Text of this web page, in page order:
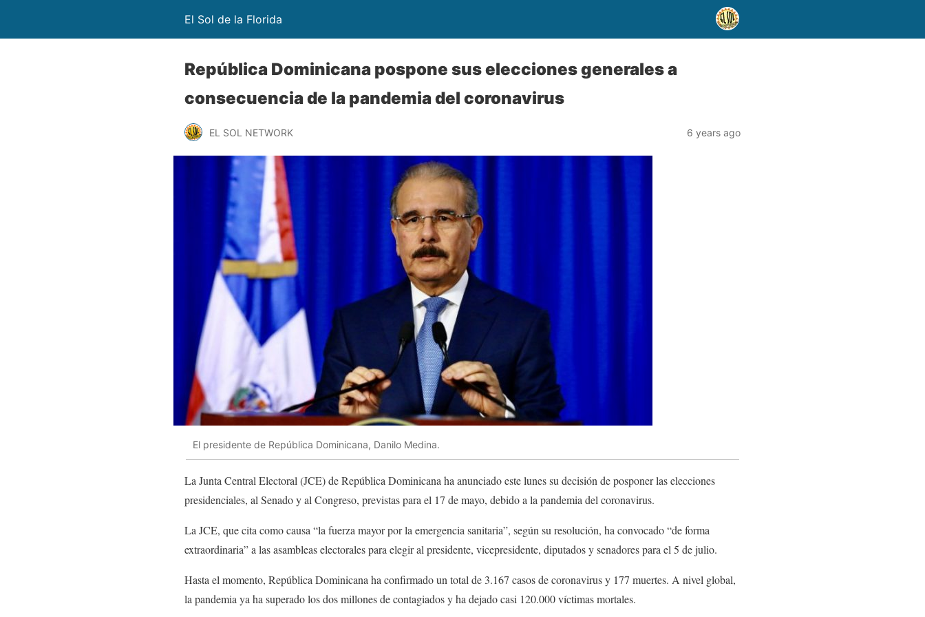
El Sol de la Florida
República Dominicana pospone sus elecciones generales a
consecuencia de la pandemia del coronavirus
EL SOL NETWORK 6 years ago
El presidente de República Dominicana, Danilo Medina.
La Junta Central Electoral (JCE) de República Dominicana ha anunciado este lunes su decisión de posponer las elecciones
presidenciales, al Senado y al Congreso, previstas para el 17 de mayo, debido a la pandemia del coronavirus.
La JCE, que cita como causa “la fuerza mayor por la emergencia sanitaria”, según su resolución, ha convocado “de forma
extraordinaria” a las asambleas electorales para elegir al presidente, vicepresidente, diputados y senadores para el 5 de julio.
Hasta el momento, República Dominicana ha confirmado un total de 3.167 casos de coronavirus y 177 muertes. A nivel global,
la pandemia ya ha superado los dos millones de contagiados y ha dejado casi 120.000 víctimas mortales.